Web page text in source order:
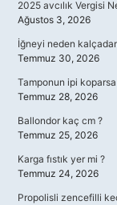
2025 avcılık Vergisi
Ağustos 3, 2026
İğneyi neden kalçadan
Temmuz 30, 2026
Tamponun ipi
Temmuz 28, 2026
Ballondor kaç cm ?
Temmuz 25, 2026
Karga fıstık yer mi ?
Temmuz 24, 2026
Propolisli zencefilli